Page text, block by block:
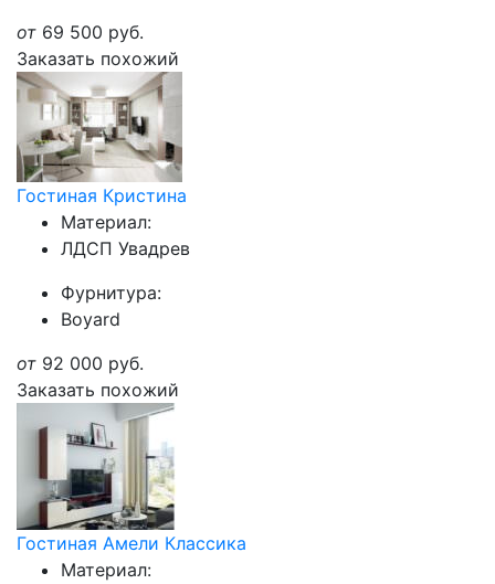
от 69 500 руб.
Заказать похожий
Гостиная Кристина
Материал:
ЛДСП Увадрев
Фурнитура:
Boyard
от 92 000 руб.
Заказать похожий
Гостиная Амели Классика
Материал: